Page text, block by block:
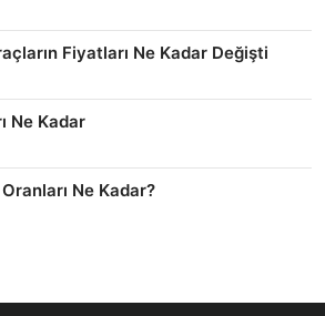
Fiyatları Ne Kadar Değişti
Ne Kadar
Ne Kadar?